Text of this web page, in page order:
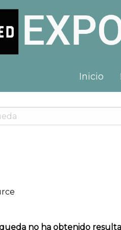
Inicio
no ha obtenido